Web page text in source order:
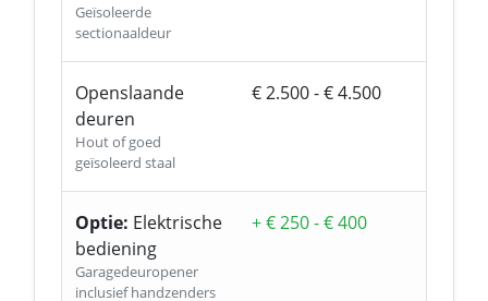
Geïsoleerde
sectionaaldeur
Openslaande
deuren
Hout of goed
geïsoleerd staal
€ 2.500 - € 4.500
Optie: Elektrische
bediening
Garagedeuropener
inclusief handzenders
+ € 250 - € 400